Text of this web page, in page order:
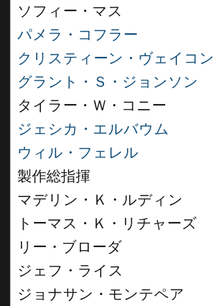
ソフィー・マス
パメラ・コフラー
クリスティーン・ヴェイコン
グラント・Ｓ・ジョンソン
タイラー・Ｗ・コニー
ジェシカ・エルバウム
ウィル・フェレル
製作総指揮
マデリン・Ｋ・ルディン
トーマス・Ｋ・リチャーズ
リー・ブローダ
ジェフ・ライス
ジョナサン・モンテペア